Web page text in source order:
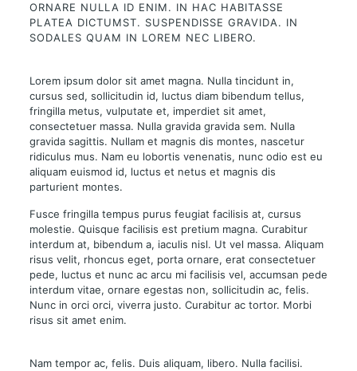
ORNARE NULLA ID ENIM. IN HAC HABITASSE
PLATEA DICTUMST. SUSPENDISSE GRAVIDA. IN
SODALES QUAM IN LOREM NEC LIBERO.
Lorem ipsum dolor sit amet magna. Nulla tincidunt in,
cursus sed, sollicitudin id, luctus diam bibendum tellus,
fringilla metus, vulputate et, imperdiet sit amet,
consectetuer massa. Nulla gravida gravida sem. Nulla
gravida sagittis. Nullam et magnis dis montes, nascetur
ridiculus mus. Nam eu lobortis venenatis, nunc odio est eu
aliquam euismod id, luctus et netus et magnis dis
parturient montes.
Fusce fringilla tempus purus feugiat facilisis at, cursus
molestie. Quisque facilisis est pretium magna. Curabitur
interdum at, bibendum a, iaculis nisl. Ut vel massa. Aliquam
risus velit, rhoncus eget, porta ornare, erat consectetuer
pede, luctus et nunc ac arcu mi facilisis vel, accumsan pede
interdum vitae, ornare egestas non, sollicitudin ac, felis.
Nunc in orci orci, viverra justo. Curabitur ac tortor. Morbi
risus sit amet enim.
Nam tempor ac, felis. Duis aliquam, libero. Nulla facilisi.